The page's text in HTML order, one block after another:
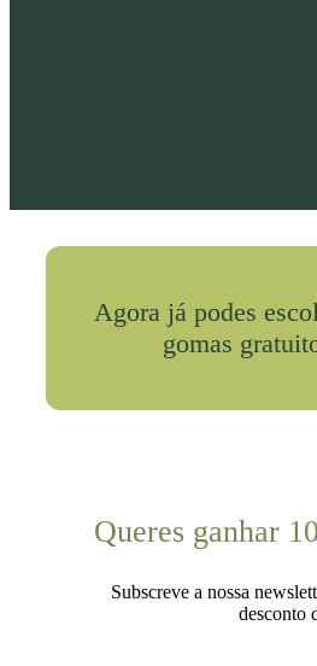
Agora já podes
gomas
Queres ganhar
Subscreve a nossa
desconto